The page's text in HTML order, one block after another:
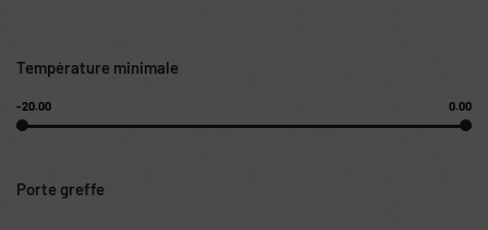
Température minimale
-20.00 0.00
Porte greffe